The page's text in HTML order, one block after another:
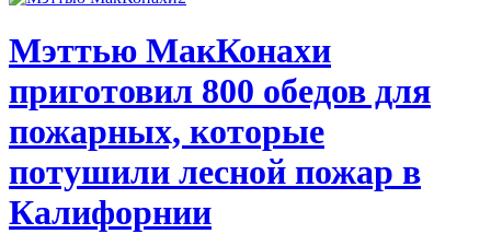
Мэттью МакКонахи
приготовил 800 обедов для
пожарных, которые
потушили лесной пожар в
Калифорнии